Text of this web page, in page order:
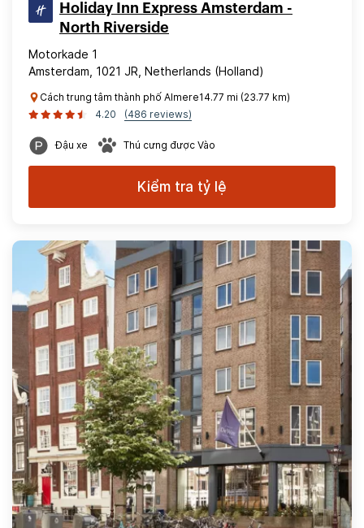
Holiday Inn Express Amsterdam -
North Riverside
Motorkade 1
Amsterdam, 1021 JR, Netherlands (Holland)
Cách trung tâm thành phố Almere14.77 mi (23.77 km)
4.20
(486 reviews)
Đậu xe Thú cưng được Vào
Kiểm tra tỷ lệ